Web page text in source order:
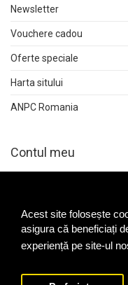
Acest site folosește
asigura că beneficiați
experiență pe site-ul
Newsletter
Vouchere cadou
Oferte speciale
Harta sitului
ANPC Romania
Contul meu
Returnări
Wish List